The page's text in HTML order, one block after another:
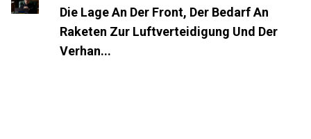
Die Lage An Der Front, Der Bedarf An
Raketen Zur Luftverteidigung Und Der
Verhan...